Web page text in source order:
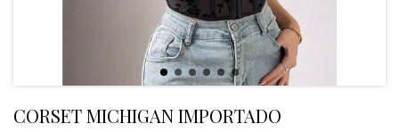
CORSET MICHIGAN IMPORTADO